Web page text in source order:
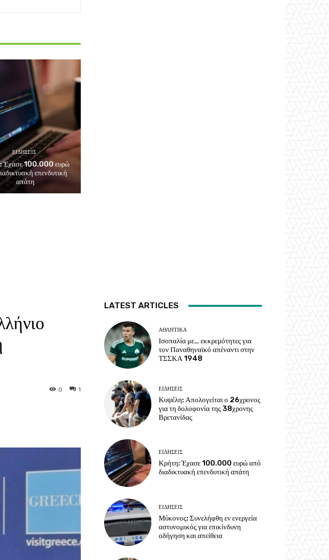
ΕΙΔΗΣΕΙΣ
Έχασε 100.000 ευρώ
επενδυτική
απάτη